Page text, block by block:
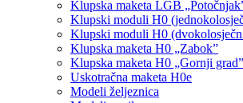
Klupska maketa LGB
Klupski moduli H0
Klupski moduli H0
Klupska maketa H0 „Zabok”
Klupska maketa H0 „Gornji grad”
Uskotračna maketa H0e
Modeli željeznica